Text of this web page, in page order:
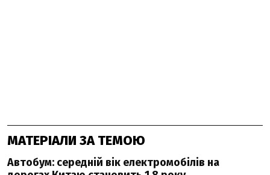
МАТЕРІАЛИ ЗА ТЕМОЮ
Автобум: середній вік електромобілів на